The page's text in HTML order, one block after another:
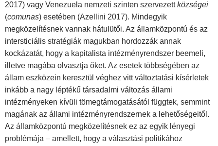
2017) vagy Venezuela nemzeti szinten szervezettközségei
(comunas) esetében (Azellini 2017). Mindegyik
megközelítésnek vannak hátulütői. Az államközpontú és az
intersticiális stratégiák magukban hordozzák annak
kockázatát, hogy a kapitalista intézményrendszer beemeli,
illetve magába olvasztja őket. Az esetek többségében az
állam eszközein keresztül véghez vitt változtatási kísérletek
inkább a nagy léptékű társadalmi változás állami
intézményeken kívüli tömegtámogatásától függtek, semmint
magának az állami intézményrendszernek a lehetőségeitől.
Az államközpontú megközelítésnek ez az egyik lényegi
problémája – amellett, hogy a választási politikához